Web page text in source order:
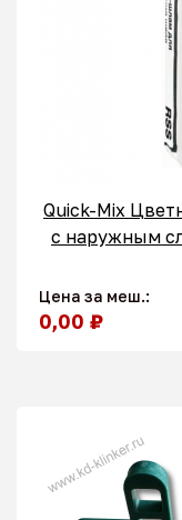
Quick-Mix
с наружным
Цена за меш.:
0,00 ₽